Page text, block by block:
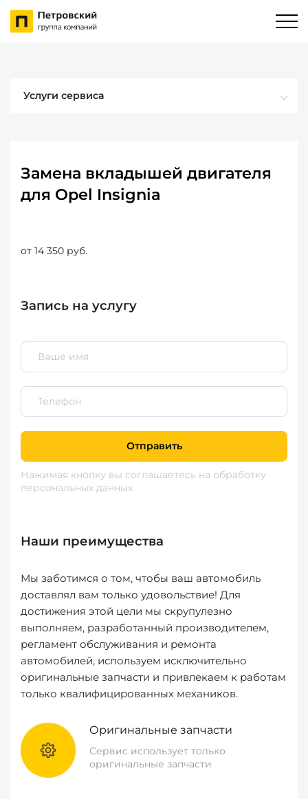
Услуги сервиса
Замена вкладышей двигателя
для Opel Insignia
от 14 350 руб.
Запись на услугу
Отправить
Нажимая кнопку вы соглашаетесь на обработку
персональных данных
Наши преимущества
Мы заботимся о том, чтобы ваш автомобиль
доставлял вам только удовольствие! Для
достижения этой цели мы скрупулезно
выполняем, разработанный производителем,
регламент обслуживания и ремонта
автомобилей, используем исключительно
оригинальные запчасти и привлекаем к работам
только квалифицированных механиков.
Оригинальные запчасти
Сервис использует только
оригинальные запчасти